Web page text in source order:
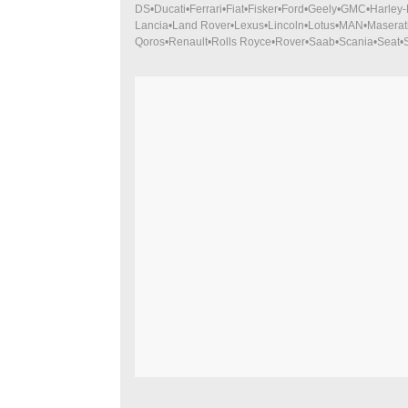
DS Ducati Ferrari Fiat Fisker Ford Geely GMC
Lancia Land Rover Lexus Lincoln Lotus MAN Maserati
Qoros Renault Rolls Royce Rover Saab Scania Seat